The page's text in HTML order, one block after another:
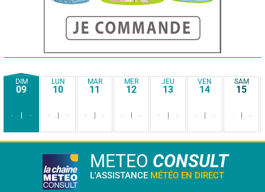
DIM
09
- -
LUN
10
- -
MAR
11
- -
MER
12
- -
JEU
13
- -
VEN
14
- -
SAM
15
- -
METEO CONSULT
L'ASSISTANCE MÉTÉO EN DIRECT